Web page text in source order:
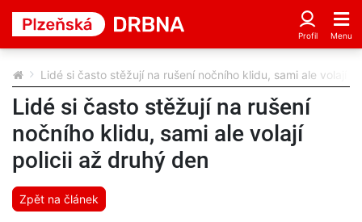
Lidé si často stěžují na rušení nočního klidu, sami ale volají
Lidé si často stěžují na rušení
nočního klidu, sami ale volají
policii až druhý den
Zpět na článek